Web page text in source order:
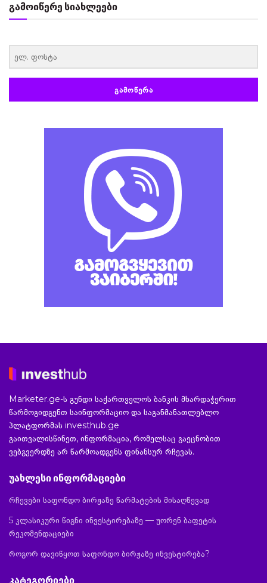
გამოიწერე სიახლეები
ᲒᲐᲛᲝᲬᲔᲠᲐ
Marketer.ge-ს გუნდი საქართველოს ბანკის მხარდაჭერით
წარმოგიდგენთ საინფორმაციო და საგანმანათლებლო
პლატფორმას investhub.ge
გაითვალისწინეთ, ინფორმაცია, რომელსაც გაეცნობით
ვებგვერდზე არ წარმოადგენს ფინანსურ რჩევას.
უახლესი ინფორმაციები
რჩევები საფონდო ბირჟაზე წარმატების მისაღწევად
5 კლასიკური წიგნი ინვესტირებაზე — უორენ ბაფეტის
რეკომენდაციები
როგორ დავიწყოთ საფონდო ბირჟაზე ინვესტირება?
კატეგორიები